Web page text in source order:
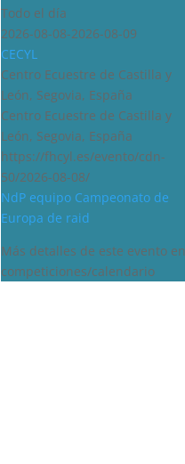
Todo el día
2026-08-08-2026-08-09
CECYL
Centro Ecuestre de Castilla y
León, Segovia, España
Centro Ecuestre de Castilla y
León, Segovia, España
https://fhcyl.es/evento/cdn-
50/2026-08-08/
NdP equipo Campeonato de
Europa de raid
Más detalles de este evento en
competiciones/calendario